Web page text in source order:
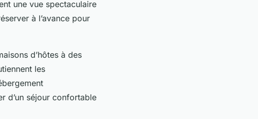
une vue spectaculaire
à l’avance pour
d’hôtes à des
les
d’un séjour confortable